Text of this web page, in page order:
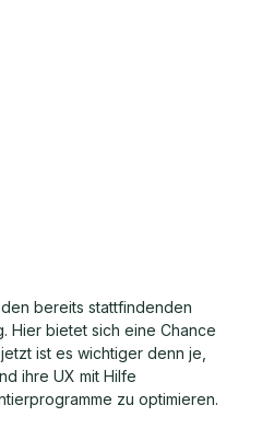
bereits stattfindenden
Hier bietet sich eine Chance
ist es wichtiger denn je,
ihre UX mit Hilfe
zu optimieren.